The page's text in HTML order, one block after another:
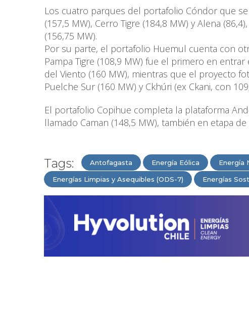
Los cuatro parques del portafolio Cóndor que
(157,5 MW), Cerro Tigre (184,8 MW) y Alena
(156,75 MW).
Por su parte, el portafolio Huemul cuenta con
Pampa Tigre (108,9 MW) fue el primero en
del Viento (160 MW), mientras que el proyecto
Puelche Sur (160 MW) y Ckhúri (ex Ckani, con
El portafolio Copihue completa la plataforma
llamado Caman (148,5 MW), también en etapa
Tags: Antofagasta Energía Eólica Energía
Energías Limpias y Asequibles (ODS-7) Energías